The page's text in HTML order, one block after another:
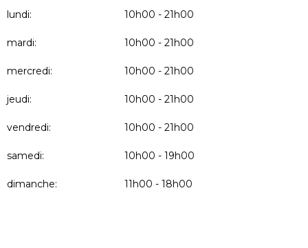
lundi: 10h00 - 21h00
mardi: 10h00 - 21h00
mercredi: 10h00 - 21h00
jeudi: 10h00 - 21h00
vendredi: 10h00 - 21h00
samedi: 10h00 - 19h00
dimanche: 11h00 - 18h00